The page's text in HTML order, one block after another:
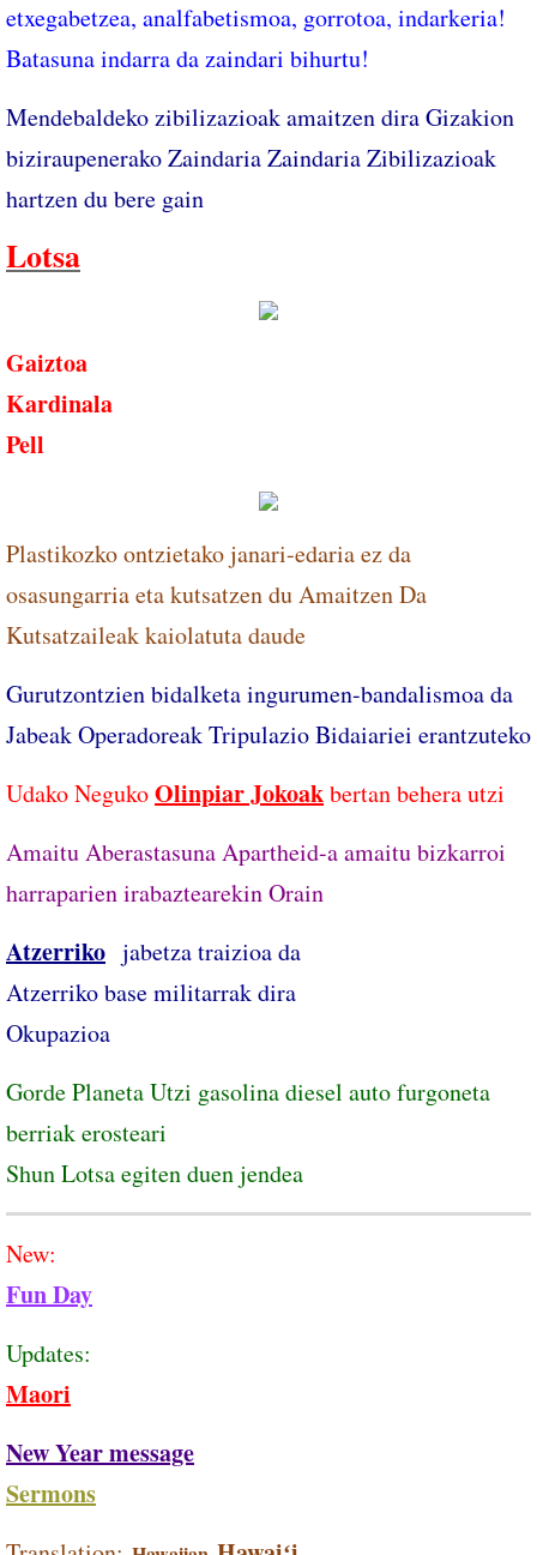
etxegabetzea, analfabetismoa, gorrotoa, indarkeria!
Batasuna indarra da zaindari bihurtu!
Mendebaldeko zibilizazioak amaitzen dira Gizakion
biziraupenerako Zaindaria Zaindaria Zibilizazioak
hartzen du bere gain
Lotsa
Gaiztoa
Kardinala
Pell
Plastikozko ontzietako janari-edaria ez da
osasungarria eta kutsatzen du Amaitzen Da
Kutsatzaileak kaiolatuta daude
Gurutzontzien bidalketa ingurumen-bandalismoa da
Jabeak Operadoreak Tripulazio Bidaiariei erantzuteko
Udako NegukoOlinpiar Jokoakbertan behera utzi
Amaitu Aberastasuna Apartheid-a amaitu bizkarroi
harraparien irabaztearekin Orain
Atzerriko jabetza traizioa da
Atzerriko base militarrak dira
Okupazioa
Gorde Planeta Utzi gasolina diesel auto furgoneta
berriak erosteari
Shun Lotsa egiten duen jendea
New:
Fun Day
Updates:
Maori
New Year message
Sermons